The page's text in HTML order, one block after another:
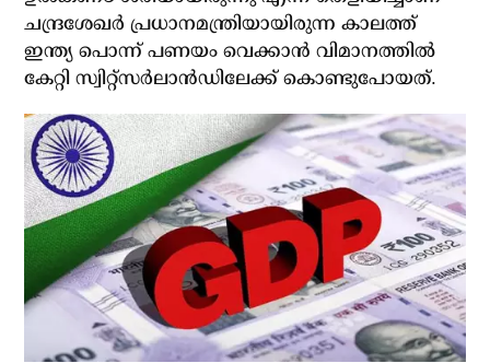
ചന്ദ്രശേഖര്‍ പ്രധാനമന്ത്രിയായിരുന്ന കാലത്ത്
ഇന്ത്യ പൊന്ന് പണയം വെക്കാന്‍ വിമാനത്തില്‍
കേറ്റി സ്വിറ്റ്‌സര്‍ലാന്‍ഡിലേക്ക് കൊണ്ടുപോയത്.